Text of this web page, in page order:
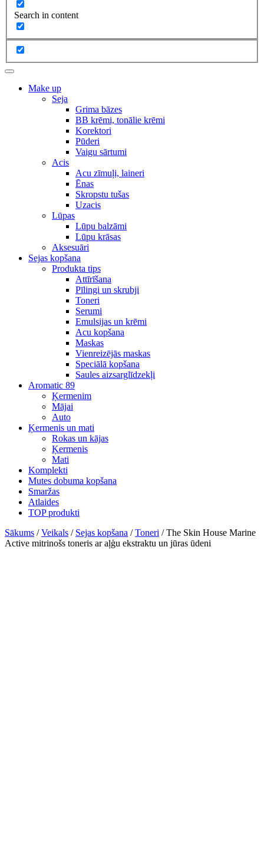
Search in content
Make up
Seja
Grima bāzes
BB krēmi, tonālie krēmi
Korektori
Pūderi
Vaigu sārtumi
Acis
Acu zīmuļi, laineri
Ēnas
Skropstu tušas
Uzacis
Lūpas
Lūpu balzāmi
Lūpu krāsas
Aksesuāri
Sejas kopšana
Produkta tips
Attīrīšana
Pīlingi un skrubji
Toneri
Serumi
Emulsijas un krēmi
Acu kopšana
Maskas
Vienreizējās maskas
Speciālā kopšana
Saules aizsarglīdzekļi
Aromatic 89
Ķermenim
Mājai
Auto
Ķermenis un mati
Rokas un kājas
Ķermenis
Mati
Komplekti
Mutes dobuma kopšana
Smaržas
Atlaides
TOP produkti
Sākums /Veikals / Sejas kopšana /Toneri / The Skin House Marine
Active mitrinošs toneris ar aļģu ekstraktu un jūras ūdeni